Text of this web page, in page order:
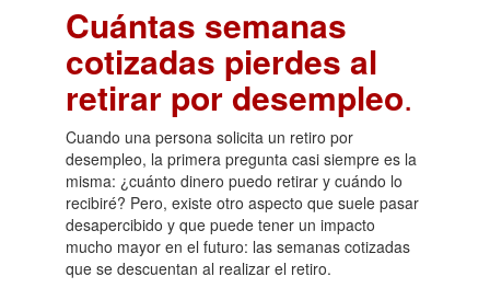
Cuántas semanas
cotizadas pierdes al
retirar por desempleo.
Cuando una persona solicita un retiro por
desempleo, la primera pregunta casi siempre es la
misma: ¿cuánto dinero puedo retirar y cuándo lo
recibiré? Pero, existe otro aspecto que suele pasar
desapercibido y que puede tener un impacto
mucho mayor en el futuro: las semanas cotizadas
que se descuentan al realizar el retiro.